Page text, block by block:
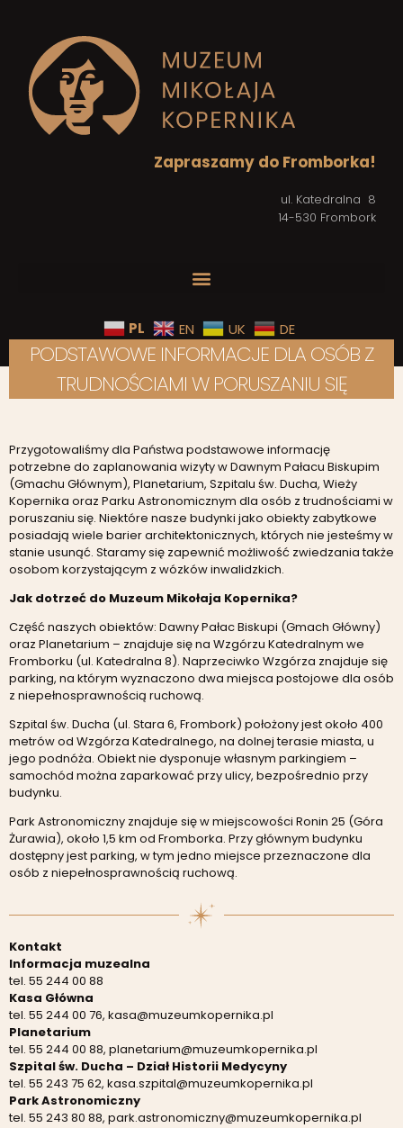
Zapraszamy do Fromborka!
ul. Katedralna 8
14-530 Frombork
PL EN UK DE
PODSTAWOWE INFORMACJE DLA OSÓB Z
TRUDNOŚCIAMI W PORUSZANIU SIĘ
Przygotowaliśmy dla Państwa podstawowe informację
potrzebne do zaplanowania wizyty w Dawnym Pałacu Biskupim
(Gmachu Głównym), Planetarium, Szpitalu św. Ducha, Wieży
Kopernika oraz Parku Astronomicznym dla osób z trudnościami w
poruszaniu się. Niektóre nasze budynki jako obiekty zabytkowe
posiadają wiele barier architektonicznych, których nie jesteśmy w
stanie usunąć. Staramy się zapewnić możliwość zwiedzania także
osobom korzystającym z wózków inwalidzkich.
Jak dotrzeć do Muzeum Mikołaja Kopernika?
Część naszych obiektów: Dawny Pałac Biskupi (Gmach Główny)
oraz Planetarium – znajduje się na Wzgórzu Katedralnym we
Fromborku (ul. Katedralna 8). Naprzeciwko Wzgórza znajduje się
parking, na którym wyznaczono dwa miejsca postojowe dla osób
z niepełnosprawnością ruchową.
Szpital św. Ducha (ul. Stara 6, Frombork) położony jest około 400
metrów od Wzgórza Katedralnego, na dolnej terasie miasta, u
jego podnóża. Obiekt nie dysponuje własnym parkingiem –
samochód można zaparkować przy ulicy, bezpośrednio przy
budynku.
Park Astronomiczny znajduje się w miejscowości Ronin 25 (Góra
Żurawia), około 1,5 km od Fromborka. Przy głównym budynku
dostępny jest parking, w tym jedno miejsce przeznaczone dla
osób z niepełnosprawnością ruchową.
Kontakt
Informacja muzealna
tel. 55 244 00 88
Kasa Główna
tel. 55 244 00 76, kasa@muzeumkopernika.pl
Planetarium
tel. 55 244 00 88, planetarium@muzeumkopernika.pl
Szpital św. Ducha – Dział Historii Medycyny
tel. 55 243 75 62, kasa.szpital@muzeumkopernika.pl
Park Astronomiczny
tel. 55 243 80 88, park.astronomiczny@muzeumkopernika.pl